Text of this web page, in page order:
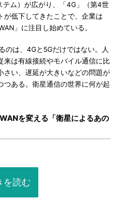
テム）が広がり、「4G」（第4世
が低下してきたことで、企業は
」に注目し始めている。
のは、4Gと5Gだけではない。人
来は有線接続やモバイル通信に比
さい、遅延が大きいなどの問題が
つある。衛星通信の世界に何が起
を変える「衛星によるあの
を読む